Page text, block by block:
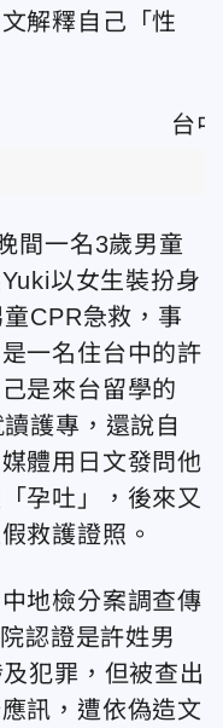
解釋自己「性
間一名3歲男童
以女生裝扮身
CPR急救，事
一名住台中的許
是來台留學的
護專，還說自
體用日文發問他
孕吐」，後來又
救護證照。
地檢分案調查傳
認證是許姓男
犯罪，但被查出
訊，遭依偽造文